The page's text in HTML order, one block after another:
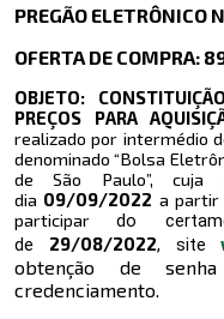
PREGÃO
OFERTA DE
OBJETO:
PREÇOS PARA
realizado por intermédio
denominado “Bolsa
de São Paulo”,
dia 09/09/2022 a partir
participardo
de 29/08/2022, site
obtenção de
credenciamento.